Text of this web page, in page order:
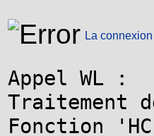
La
Appel WL :
Traitement
Fonction